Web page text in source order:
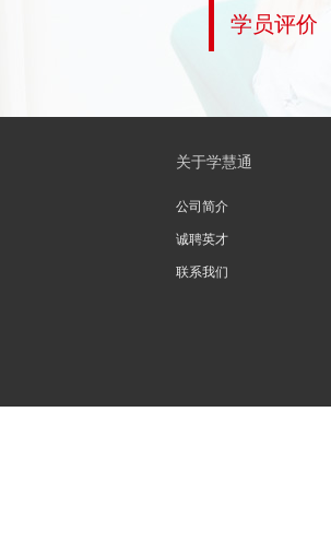
学员评价
关于学慧通
公司简介
诚聘英才
联系我们